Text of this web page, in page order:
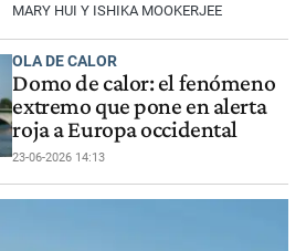
MARY HUI Y ISHIKA MOOKERJEE
OLA DE CALOR
Domo de calor: el fenómeno
extremo que pone en alerta
roja a Europa occidental
23-06-2026 14:13